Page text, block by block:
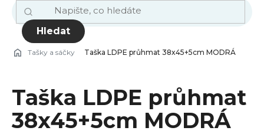
Hledat
Tašky a sáčky Taška LDPE průhmat 38x45+5cm MODRÁ
Taška LDPE průhmat
38x45+5cm MODRÁ